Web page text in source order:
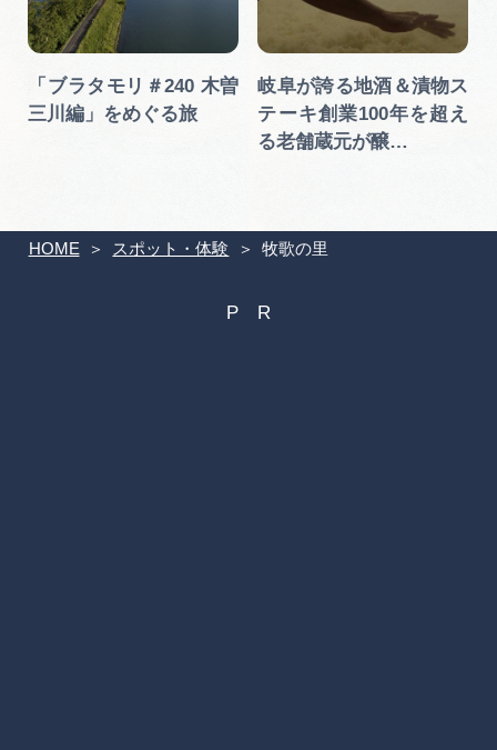
HOME スポット・体験 牧歌の⾥
「ブラタモリ＃240 木曽
三川編」をめぐる旅
岐阜が誇る地酒＆漬物ス
テーキ創業100年を超え
る老舗蔵元が醸…